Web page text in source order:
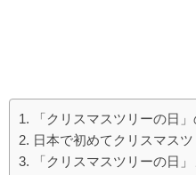
「クリスマスツリーの日
日本で初めてクリスマス
「クリスマスツリーの日